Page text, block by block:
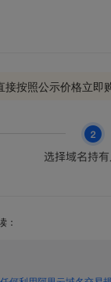
按照公示价格立即
：